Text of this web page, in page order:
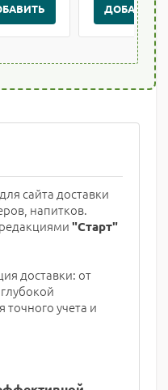
ДОБАВИТЬ
сайта доставки
напитков.
"Старт"
доставки: от
точного учета и